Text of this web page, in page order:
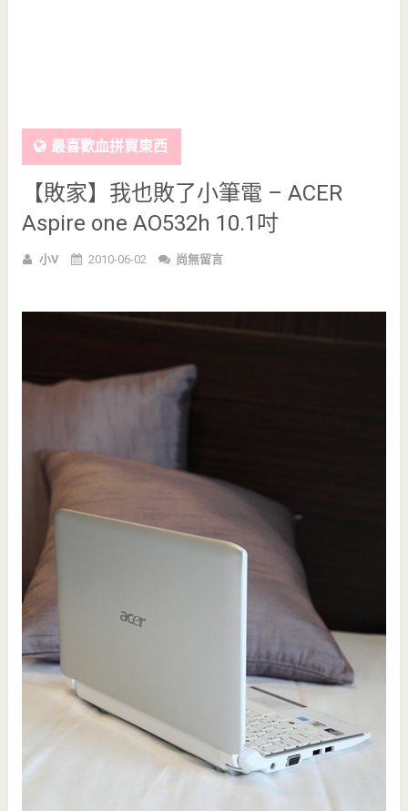
最喜歡血拼買東西
【敗家】我也敗了小筆電 – ACER
Aspire one AO532h 10.1吋
小V 2010-06-02 尚無留言